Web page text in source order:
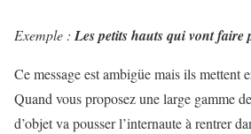
Exemple : Les petits hauts qui vont faire
Ce message est ambigüe mais ils mettent
Quand vous proposez une large gamme
d’objet va pousser l’internaute à rentrer